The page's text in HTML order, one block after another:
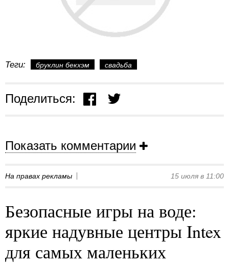
Теги: бруклин бекхэм свадьба
Поделиться:
Показать комментарии
На правах рекламы 15 июля в 11:00
Безопасные игры на воде:
яркие надувные центры Intex
для самых маленьких